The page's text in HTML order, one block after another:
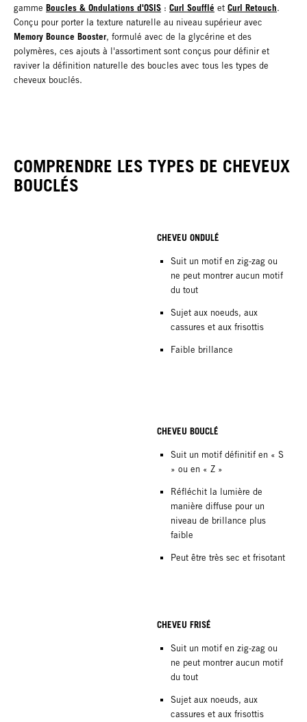
gamme Boucles & Ondulations d'OSIS : Curl Soufflé et Curl Retouch.
Conçu pour porter la texture naturelle au niveau supérieur avec
Memory Bounce Booster, formulé avec de la glycérine et des
polymères, ces ajouts à l'assortiment sont conçus pour définir et
raviver la définition naturelle des boucles avec tous les types de
cheveux bouclés.
COMPRENDRE LES TYPES DE CHEVEUX
BOUCLÉS
CHEVEU ONDULÉ
Suit un motif en zig-zag ou
ne peut montrer aucun motif
du tout
Sujet aux noeuds, aux
cassures et aux frisottis
Faible brillance
CHEVEU BOUCLÉ
Suit un motif définitif en « S
» ou en « Z »
Réfléchit la lumière de
manière diffuse pour un
niveau de brillance plus
faible
Peut être très sec et frisotant
CHEVEU FRISÉ
Suit un motif en zig-zag ou
ne peut montrer aucun motif
du tout
Sujet aux noeuds, aux
cassures et aux frisottis